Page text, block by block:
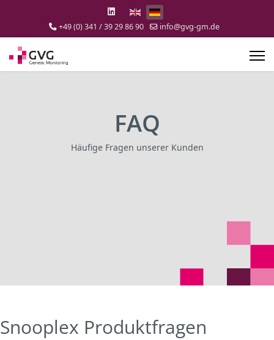
Select your language
+49 (0) 341 / 39 29 86 90 info@gvg-gm.de
FAQ
Häufige Fragen unserer Kunden
Snooplex Produktfragen